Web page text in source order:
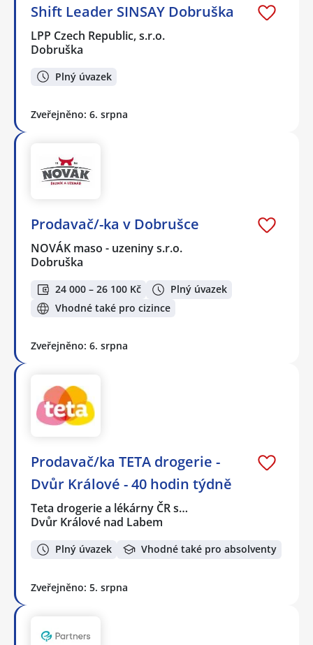
Shift Leader SINSAY Dobruška
LPP Czech Republic, s.r.o.
Dobruška
Plný úvazek
Zveřejněno: 6. srpna
Prodavač/-ka v Dobrušce
NOVÁK maso - uzeniny s.r.o.
Dobruška
24 000 – 26 100 Kč
Plný úvazek
Vhodné také pro cizince
Zveřejněno: 6. srpna
Prodavač/ka TETA drogerie -
Dvůr Králové - 40 hodin týdně
Teta drogerie a lékárny ČR s…
Dvůr Králové nad Labem
Plný úvazek Vhodné také pro absolventy
Zveřejněno: 5. srpna